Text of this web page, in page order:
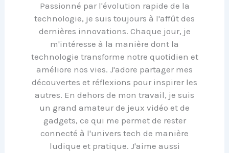
Passionné par l'évolution rapide de la
technologie, je suis toujours à l'affût des
dernières innovations. Chaque jour, je
m'intéresse à la manière dont la
technologie transforme notre quotidien et
améliore nos vies. J'adore partager mes
découvertes et réflexions pour inspirer les
autres. En dehors de mon travail, je suis
un grand amateur de jeux vidéo et de
gadgets, ce qui me permet de rester
connecté à l'univers tech de manière
ludique et pratique. J'aime aussi